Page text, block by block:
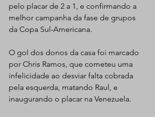
pelo placar de 2 a 1, e confirmando a
melhor campanha da fase de grupos
da Copa Sul-Americana.
O gol dos donos da casa foi marcado
por Chris Ramos, que cometeu uma
infelicidade ao desviar falta cobrada
pela esquerda, matando Raul, e
inaugurando o placar na Venezuela.